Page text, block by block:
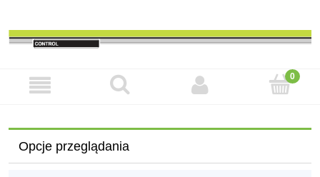
Opcje przeglądania